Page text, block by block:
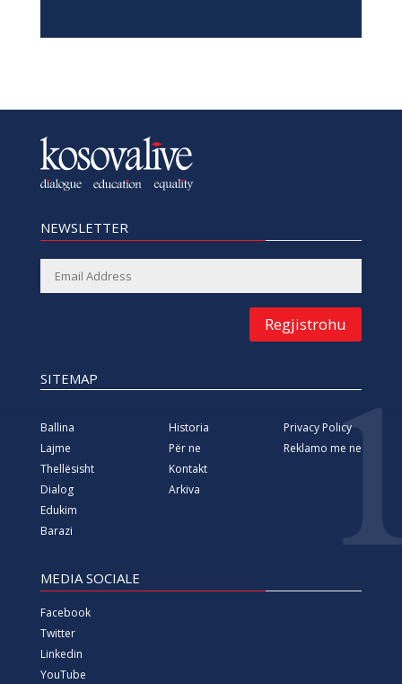
NEWSLETTER
Regjistrohu
SITEMAP
Ballina
Lajme
Thellësisht
Dialog
Edukim
Barazi
Historia
Për ne
Kontakt
Arkiva
Privacy Policy
Reklamo me ne
MEDIA SOCIALE
Facebook
Twitter
Linkedin
YouTube